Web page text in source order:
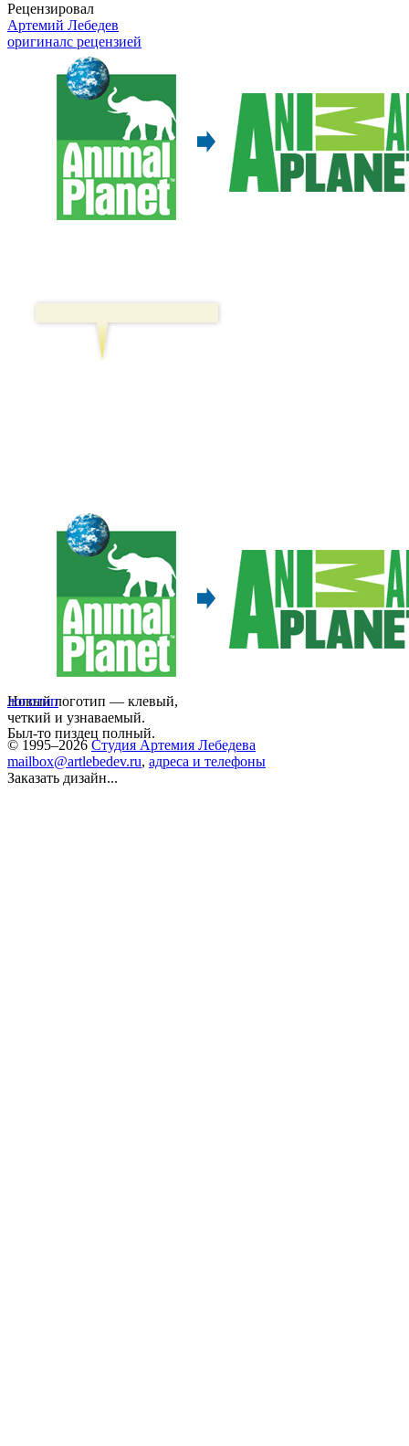
Рецензировал
Артемий Лебедев
оригиналс рецензией
Новый логотип — клевый,
четкий и узнаваемый.
Был-то пиздец полный.
логотип
© 1995–2026 Студия Артемия Лебедева
mailbox@artlebedev.ru, адреса и телефоны
Заказать дизайн...